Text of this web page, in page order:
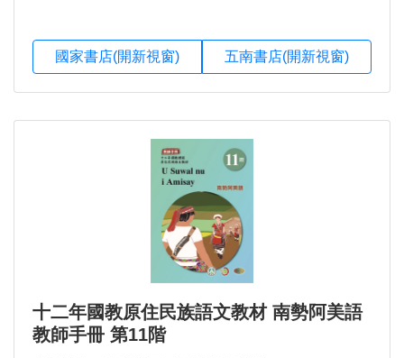
國家書店(開新視窗) 五南書店(開新視窗)
十二年國教原住民族語文教材 南勢阿美語
教師手冊 第11階